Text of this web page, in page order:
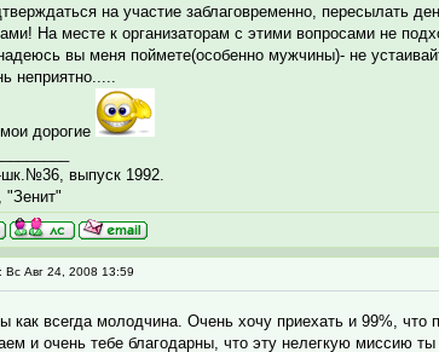
на участие заблаговременно, пересылать
На месте к организаторам с этими вопросами не
вы меня поймете(особенно мужчины)- не
неприятно.....
дорогие
выпуск 1992.
"Зенит"
Вс Авг 24, 2008 13:59
как всегда молодчина. Очень хочу приехать и 99%,
и очень тебе благодарны, что эту нелегкую миссию